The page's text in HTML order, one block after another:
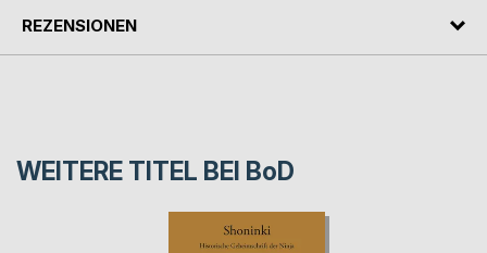
REZENSIONEN
WEITERE TITEL BEI BoD